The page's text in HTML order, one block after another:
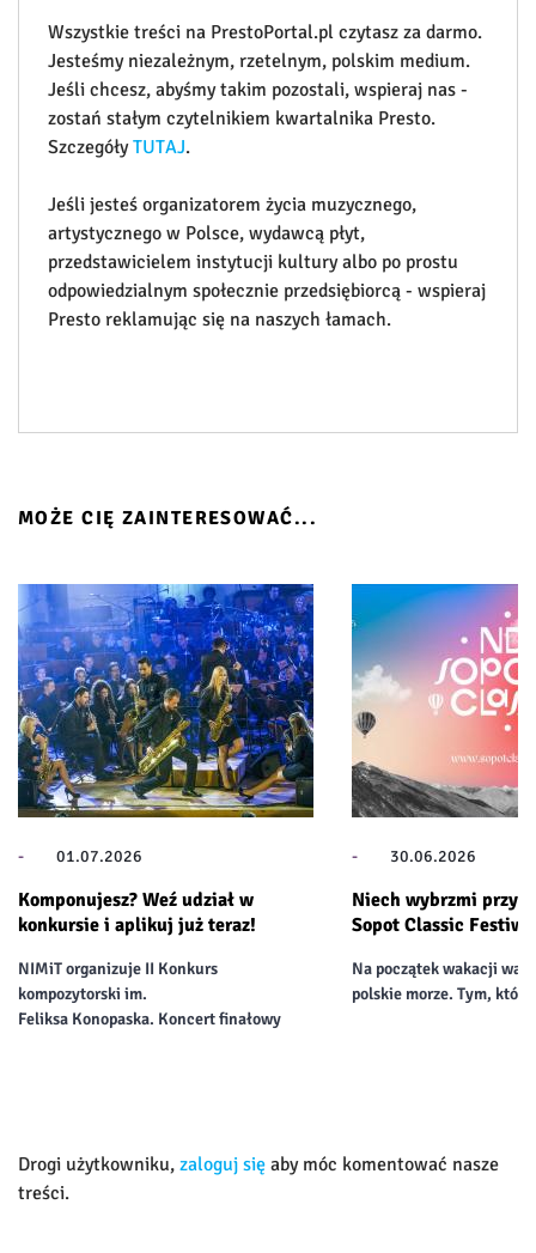
Wszystkie treści na PrestoPortal.pl czytasz za darmo.
Jesteśmy niezależnym, rzetelnym, polskim medium.
Jeśli chcesz, abyśmy takim pozostali, wspieraj nas -
zostań stałym czytelnikiem kwartalnika Presto.
SzczegółyTUTAJ.
Jeśli jesteś organizatorem życia muzycznego,
artystycznego w Polsce, wydawcą płyt,
przedstawicielem instytucji kultury albo po prostu
odpowiedzialnym społecznie przedsiębiorcą - wspieraj
Presto reklamując się na naszych łamach.
MOŻE CIĘ ZAINTERESOWAĆ...
- 01.07.2026
Komponujesz? Weź udział w
konkursie i aplikuj już teraz!
NIMiT organizuje II Konkurs
kompozytorski im.
Feliksa Konopaska. Koncert finałowy
- 30.06.2026
Niech wybrzmi
Sopot Classic
Na początek wakacji
polskie morze. Tym,
Drogi użytkowniku, zaloguj się aby móc komentować nasze
treści.